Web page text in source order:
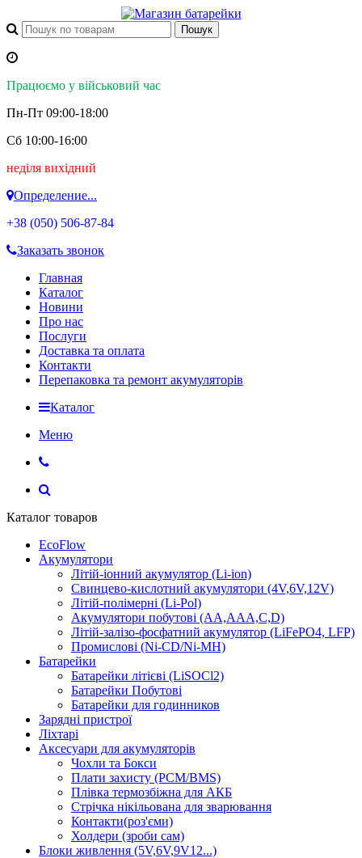
Працюємо у військовий час
Пн-Пт 09:00-18:00
Сб 10:00-16:00
неділя вихідний
Определение...
+38 (050) 506-87-84
Заказать звонок
Главная
Каталог
Новини
Про нас
Послуги
Доставка та оплата
Контакти
Перепаковка та ремонт акумуляторів
Каталог
Меню
Каталог товаров
EcoFlow
Акумулятори
Літій-іонний акумулятор (Li-ion)
Свинцево-кислотний акумулятори (4V,6V,12V)
Літій-полімерні (Li-Pol)
Акумулятори побутові (AA,AAA,C,D)
Літій-залізо-фосфатний акумулятор (LiFePO4, LFP)
Промислові (Ni-CD/Ni-MH)
Батарейки
Батарейки літієві (LiSOCl2)
Батарейки Побутові
Батарейки для годинников
Зарядні пристрої
Ліхтарі
Аксесуари для акумуляторів
Чохли та Бокси
Плати захисту (PCM/BMS)
Плівка термозбіжна для АКБ
Стрічка нікільована для зварювання
Контакти(роз'єми)
Холдери (зроби сам)
Блоки живлення (5V,6V,9V12...)